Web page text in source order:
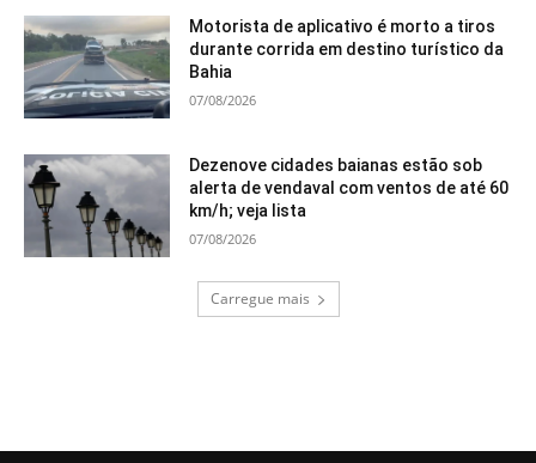
Motorista de aplicativo é morto a tiros
durante corrida em destino turístico da
Bahia
07/08/2026
Dezenove cidades baianas estão sob
alerta de vendaval com ventos de até 60
km/h; veja lista
07/08/2026
Carregue mais